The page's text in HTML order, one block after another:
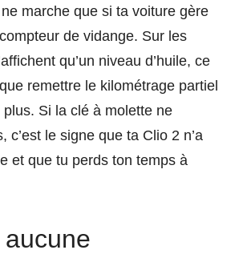
marche que si ta voiture gère
de vidange. Sur les
qu’un niveau d’huile, ce
remettre le kilométrage partiel
Si la clé à molette ne
c’est le signe que ta Clio 2 n’a
et que tu perds ton temps à